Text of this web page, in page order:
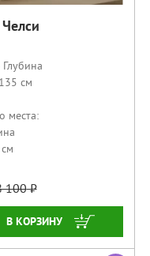
см
места:
100
ЗАКАЗАТЬ